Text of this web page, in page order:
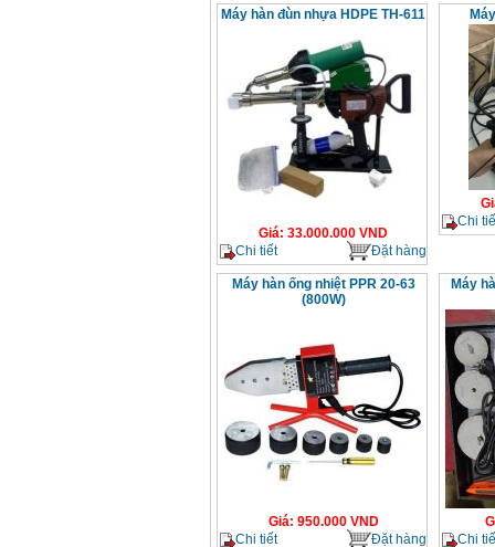
Máy hàn đùn nhựa HDPE TH-611
Giá: 33.000.000 VND
Chi tiết
Đặt hàng
Chi
Máy hàn ống nhiệt PPR 20-63
(800W)
Giá: 950.000VND
Chi tiết
Đặt hàng
Máy
Chi